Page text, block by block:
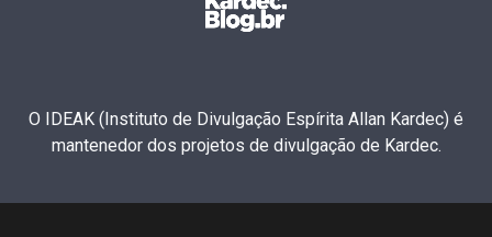
O IDEAK (Instituto de Divulgação Espírita Allan Kardec) é
mantenedor dos projetos de divulgação de Kardec.